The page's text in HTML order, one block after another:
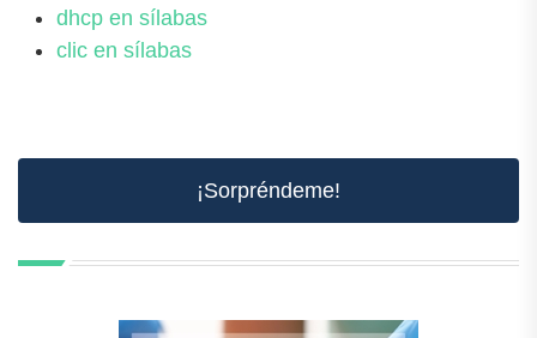
dhcp en sílabas
clic en sílabas
¡Sorpréndeme!